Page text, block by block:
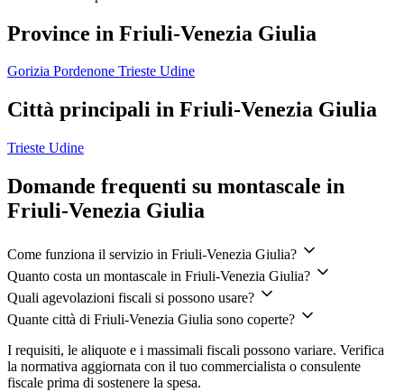
Province in Friuli-Venezia Giulia
Gorizia Pordenone Trieste Udine
Città principali in Friuli-Venezia Giulia
Trieste Udine
Domande frequenti su montascale in
Friuli-Venezia Giulia
Come funziona il servizio in Friuli-Venezia Giulia?
Quanto costa un montascale in Friuli-Venezia Giulia?
Quali agevolazioni fiscali si possono usare?
Quante città di Friuli-Venezia Giulia sono coperte?
I requisiti, le aliquote e i massimali fiscali possono variare. Verifica
la normativa aggiornata con il tuo commercialista o consulente
fiscale prima di sostenere la spesa.